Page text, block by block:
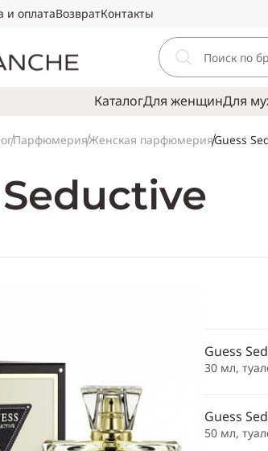
и оплатаВозвратКонтакты
КаталогДля женщинДля
ПарфюмерияЖенская парфюмерияGuess
Guess
30 мл,
Guess
50 мл,